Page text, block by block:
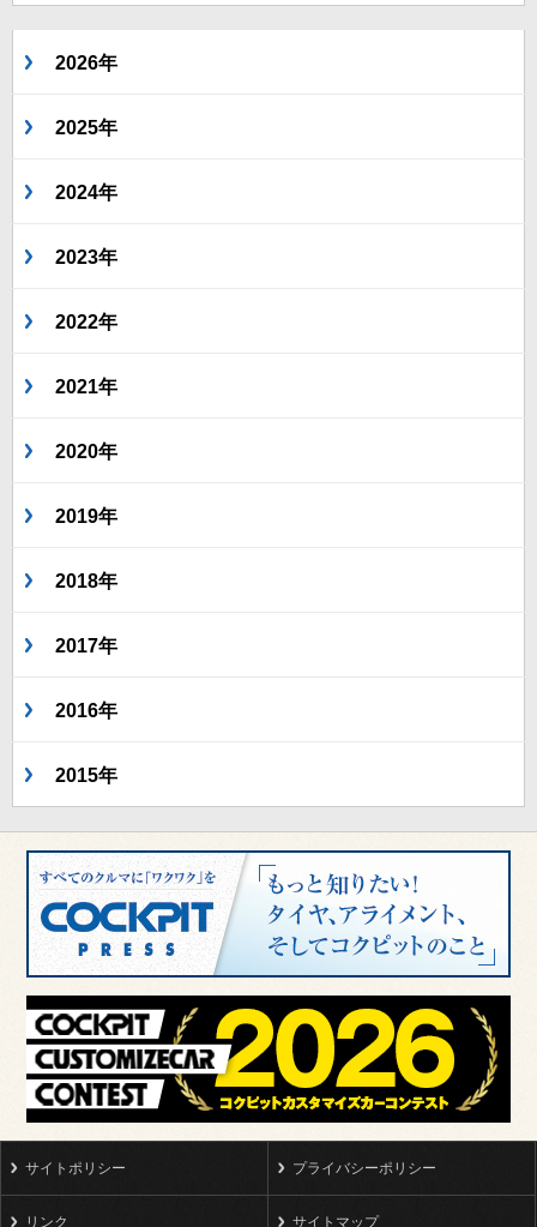
2026年
2025年
2024年
2023年
2022年
2021年
2020年
2019年
2018年
2017年
2016年
2015年
サイトポリシー プライバシーポリシー
リンク サイトマップ